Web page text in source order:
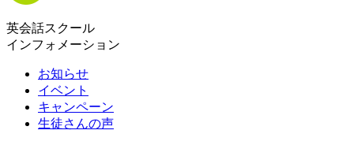
英会話スクール
インフォメーション
お知らせ
イベント
キャンペーン
生徒さんの声